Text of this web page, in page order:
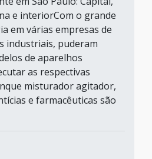
e interiorCom o grande
em várias empresas de
industriais, puderam
de aparelhos
as respectivas
misturador agitador,
e farmacêuticas são